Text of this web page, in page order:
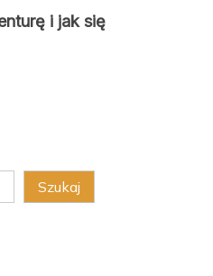
i jak się
Szukaj